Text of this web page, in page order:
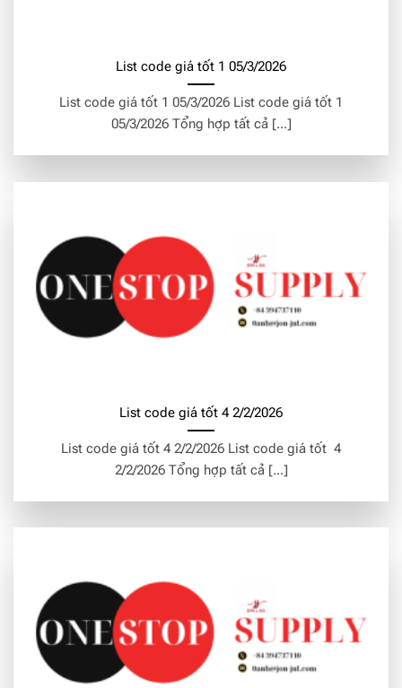
List code giá tốt 1 05/3/2026
List code giá tốt 1 05/3/2026 List code giá tốt 1
05/3/2026 Tổng hợp tất cả [...]
List code giá tốt 4 2/2/2026
List code giá tốt 4 2/2/2026 List code giá tốt 4
2/2/2026 Tổng hợp tất cả [...]